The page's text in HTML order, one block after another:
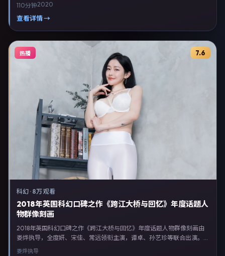
国多城路演与线上观影同步开启。影片在节奏、摄影与配乐上强调沉浸体
验，可作为片单推荐、影评长文与专题策划的引用素材。
110分钟2020
查看详情 →
热播 7.6
科幻 · 8万 观看
2018年英国科幻口碑之作《跨江大桥与回忆》年度话题人
物群像刻画
2018年英国科幻口碑之作《跨江大桥与回忆》年度话题人物群像刻画由
娄烨执导，全度妍、宋佳、常远领衔主演，谭卓、孙艺珍等联合出演。剧
情以科幻类型为主线，融合英国本土叙事与人物弧光，适合检索「科幻电
娄烨执导